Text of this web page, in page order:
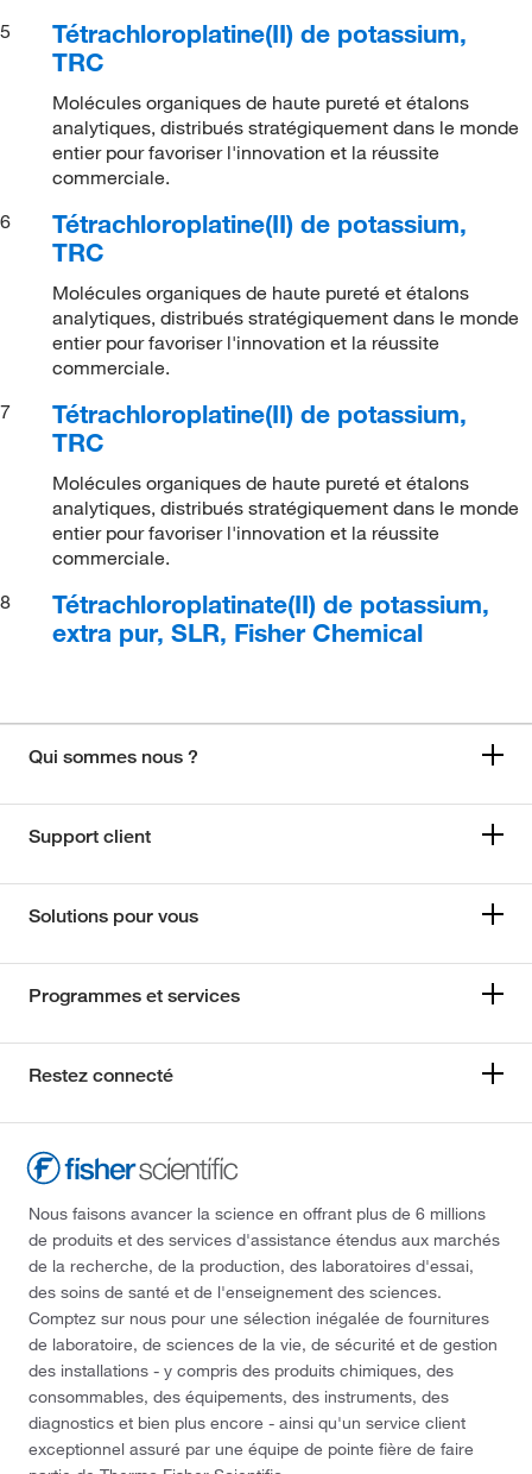
5
Tétrachloroplatine(II) de potassium,
TRC
Molécules organiques de haute pureté et étalons
analytiques, distribués stratégiquement dans le monde
entier pour favoriser l'innovation et la réussite
commerciale.
6
Tétrachloroplatine(II) de potassium,
TRC
Molécules organiques de haute pureté et étalons
analytiques, distribués stratégiquement dans le monde
entier pour favoriser l'innovation et la réussite
commerciale.
7
Tétrachloroplatine(II) de potassium,
TRC
Molécules organiques de haute pureté et étalons
analytiques, distribués stratégiquement dans le monde
entier pour favoriser l'innovation et la réussite
commerciale.
8
Tétrachloroplatinate(II) de potassium,
extra pur, SLR, Fisher Chemical
Qui sommes nous ?
Support client
Solutions pour vous
Programmes et services
Restez connecté
Nous faisons avancer la science en offrant plus de 6 millions
de produits et des services d'assistance étendus aux marchés
de la recherche, de la production, des laboratoires d'essai,
des soins de santé et de l'enseignement des sciences.
Comptez sur nous pour une sélection inégalée de fournitures
de laboratoire, de sciences de la vie, de sécurité et de gestion
des installations - y compris des produits chimiques, des
consommables, des équipements, des instruments, des
diagnostics et bien plus encore - ainsi qu'un service client
exceptionnel assuré par une équipe de pointe fière de faire